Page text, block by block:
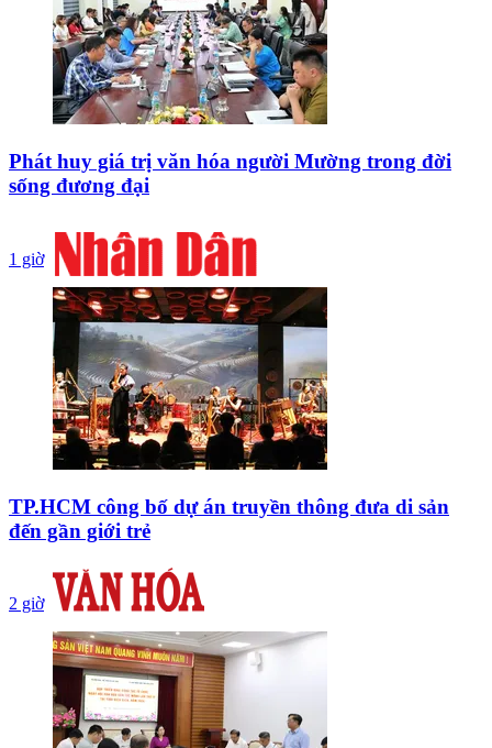
Phát huy giá trị văn hóa người Mường trong đời
sống đương đại
1 giờ
TP.HCM công bố dự án truyền thông đưa di sản
đến gần giới trẻ
2 giờ